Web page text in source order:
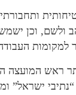
ולשם, וכן
ראש המועצה
ישראל”